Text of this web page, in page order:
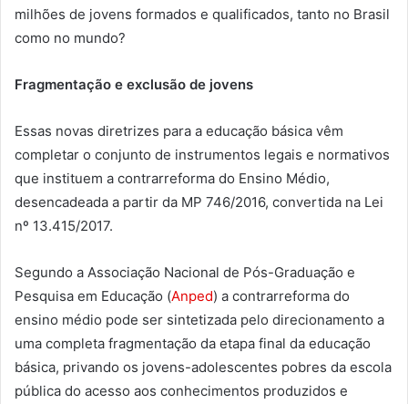
milhões de jovens formados e qualificados, tanto no Brasil
como no mundo?
Fragmentação e exclusão de jovens
Essas novas diretrizes para a educação básica vêm
completar o conjunto de instrumentos legais e normativos
que instituem a contrarreforma do Ensino Médio,
desencadeada a partir da MP 746/2016, convertida na Lei
nº 13.415/2017.
Segundo a Associação Nacional de Pós-Graduação e
Pesquisa em Educação (Anped) a contrarreforma do
ensino médio pode ser sintetizada pelo direcionamento a
uma completa fragmentação da etapa final da educação
básica, privando os jovens-adolescentes pobres da escola
pública do acesso aos conhecimentos produzidos e